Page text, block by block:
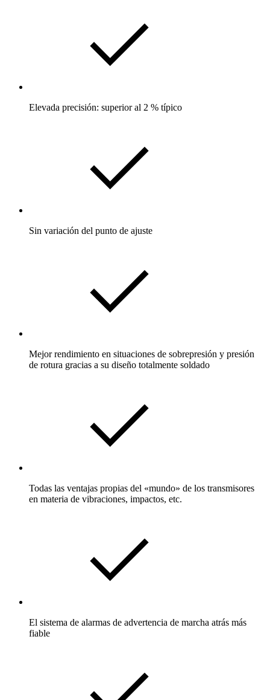
Elevada precisión: superior al 2 % típico
Sin variación del punto de ajuste
Mejor rendimiento en situaciones de sobrepresión y presión
de rotura gracias a su diseño totalmente soldado
Todas las ventajas propias del «mundo» de los transmisores
en materia de vibraciones, impactos, etc.
El sistema de alarmas de advertencia de marcha atrás más
fiable